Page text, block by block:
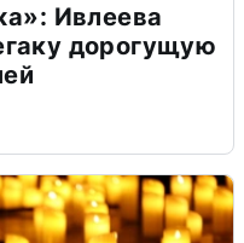
Ивлеева
дорогущую